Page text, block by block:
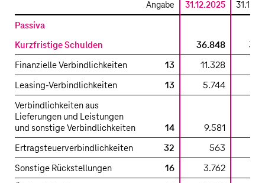
Konzernbilanz
Passiva
Angabe 31.12.2025
Passiva
Kurzfristige Schulden
36.848
Finanzielle Verbindlichkeiten
13 11.328
Leasing-Verbindlichkeiten
13 5.744
Verbindlichkeiten aus
Lieferungen und Leistungen
und sonstige Verbindlichkeiten
14 9.581
Ertragsteuerverbindlichkeiten
32 563
Sonstige Rückstellungen
16 3.762